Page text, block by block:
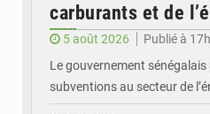
carburants et de
5 août 2026
Publié à
Le gouvernement
subventions au secteur de